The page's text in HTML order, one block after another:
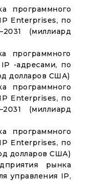
программного
Enterprises, по
(миллиард
программного
-адресами, по
долларов США)
программного
Enterprises, по
(миллиард
программного
Enterprises, по
долларов США)
рынка
управления IP,